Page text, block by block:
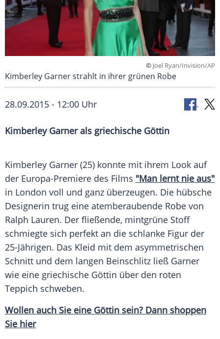
© Joel Ryan/Invision/AP
Kimberley Garner strahlt in ihrer grünen Robe
28.09.2015 - 12:00 Uhr
Kimberley Garner als griechische Göttin
Kimberley Garner (25) konnte mit ihrem Look auf
der Europa-Premiere des Films "Man lernt nie aus"
in London voll und ganz überzeugen. Die hübsche
Designerin trug eine atemberaubende Robe von
Ralph Lauren. Der fließende, mintgrüne Stoff
schmiegte sich perfekt an die schlanke Figur der
25-Jährigen. Das Kleid mit dem asymmetrischen
Schnitt und dem langen Beinschlitz ließ Garner
wie eine griechische Göttin über den roten
Teppich schweben.
Wollen auch Sie eine Göttin sein? Dann shoppen
Sie hier